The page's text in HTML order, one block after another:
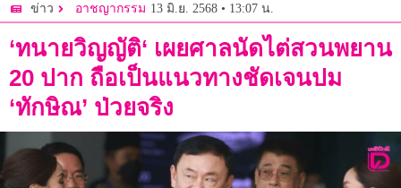
ข่าว อาชญากรรม 13 มิ.ย. 2568 • 13:07 น.
‘ทนายวิญญัติ‘ เผยศาลนัดไต่สวนพยาน
20 ปาก ถือเป็นแนวทางชัดเจนปม
‘ทักษิณ’ ป่วยจริง